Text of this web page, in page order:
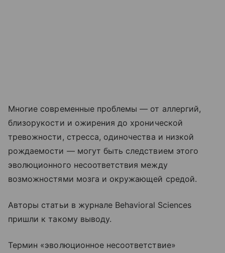
Многие современные проблемы — от аллергий,
близорукости и ожирения до хронической
тревожности, стресса, одиночества и низкой
рождаемости — могут быть следствием этого
эволюционного несоответствия между
возможностями мозга и окружающей средой.
Авторы статьи в журнале Behavioral Sciences
пришли к такому выводу.
Термин «эволюционное несоответствие»